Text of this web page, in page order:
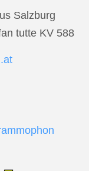
Salzburg
tutte KV 588